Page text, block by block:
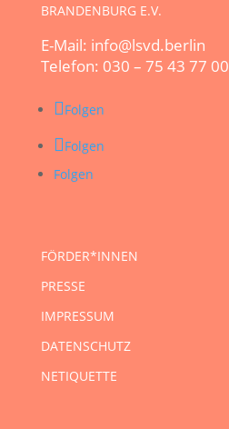
BRANDENBURG E.V.
E-Mail: info@lsvd.berlin
Telefon: 030 – 75 43 77 00
Folgen
Folgen
Folgen
FÖRDER*INNEN
PRESSE
IMPRESSUM
DATENSCHUTZ
NETIQUETTE